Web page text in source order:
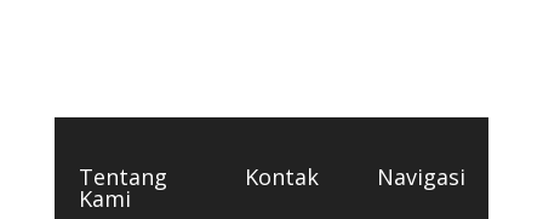
Tentang
Kami
Kontak Navigasi